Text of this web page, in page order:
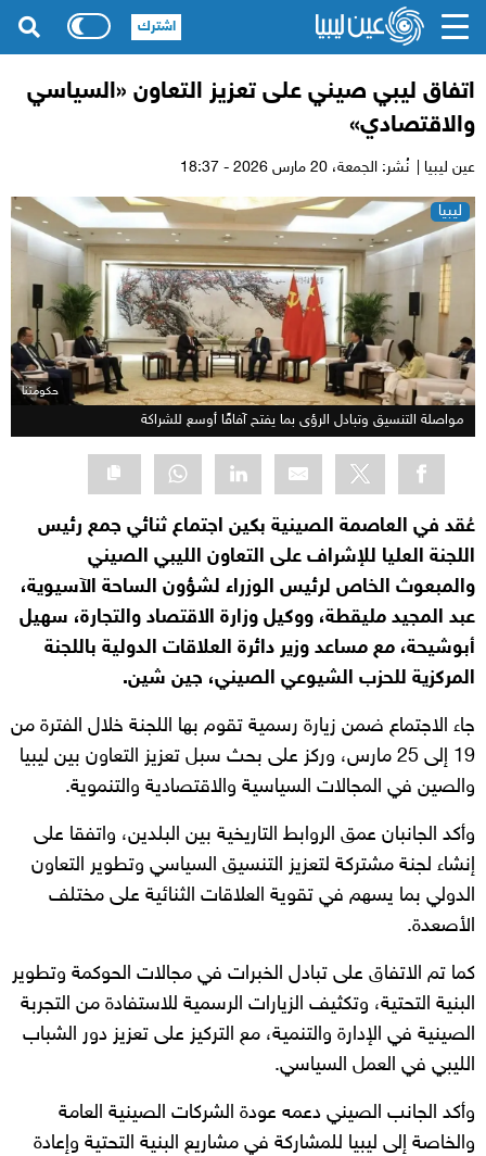
اتفاق ليبي صيني على تعزيز التعاون «السياسي
والاقتصادي»
عين ليبيا | نُشر: الجمعة،
ليبيا
حكومتنا
مواصلة التنسيق وتبادل الرؤى بما يفتح آفاقًا أوسع للشراكة
عُقد في العاصمة الصينية بكين اجتماع ثنائي جمع رئيس
اللجنة العليا للإشراف على التعاون الليبي الصيني
والمبعوث الخاص لرئيس الوزراء لشؤون الساحة الآسيوية،
عبد المجيد مليقطة، ووكيل وزارة الاقتصاد والتجارة، سهيل
أبوشيحة، مع مساعد وزير دائرة العلاقات الدولية باللجنة
المركزية للحزب الشيوعي الصيني، جين شين.
جاء الاجتماع ضمن زيارة رسمية تقوم بها اللجنة خلال الفترة من
19 إلى 25 مارس، وركز على بحث سبل تعزيز التعاون بين ليبيا
والصين في المجالات السياسية والاقتصادية والتنموية.
وأكد الجانبان عمق الروابط التاريخية بين البلدين، واتفقا على
إنشاء لجنة مشتركة لتعزيز التنسيق السياسي وتطوير التعاون
الدولي بما يسهم في تقوية العلاقات الثنائية على مختلف
الأصعدة.
كما تم الاتفاق على تبادل الخبرات في مجالات الحوكمة وتطوير
البنية التحتية، وتكثيف الزيارات الرسمية للاستفادة من التجربة
الصينية في الإدارة والتنمية، مع التركيز على تعزيز دور الشباب
الليبي في العمل السياسي.
وأكد الجانب الصيني دعمه عودة الشركات الصينية العامة
والخاصة إلى ليبيا للمشاركة في مشاريع البنية التحتية وإعادة
اشترك